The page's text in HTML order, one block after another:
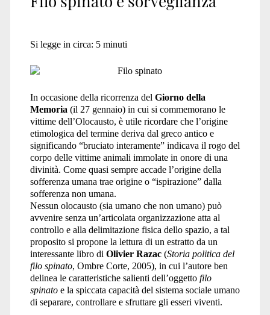
Si legge in circa: 5 minuti
In occasione della ricorrenza del Giorno della
Memoria (il 27 gennaio) in cui si commemorano le
vittime dell’Olocausto, è utile ricordare che l’origine
etimologica del termine deriva dal greco antico e
significando “bruciato interamente” indicava il rogo del
corpo delle vittime animali immolate in onore di una
divinità. Come quasi sempre accade l’origine della
sofferenza umana trae origine o “ispirazione” dalla
sofferenza non umana.
Nessun olocausto (sia umano che non umano) può
avvenire senza un’articolata organizzazione atta al
controllo e alla delimitazione fisica dello spazio, a tal
proposito si propone la lettura di un estratto da un
interessante libro di Olivier Razac(Storia politica del
filo spinato, Ombre Corte, 2005), in cui l’autore ben
delinea le caratteristiche salienti dell’oggetto filo
spinatoe la spiccata capacità del sistema sociale umano
di separare, controllare e sfruttare gli esseri viventi.